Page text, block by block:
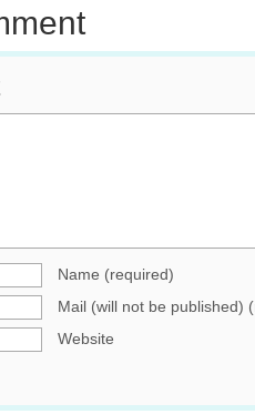
Name (required)
Mail (will not be published)
Website